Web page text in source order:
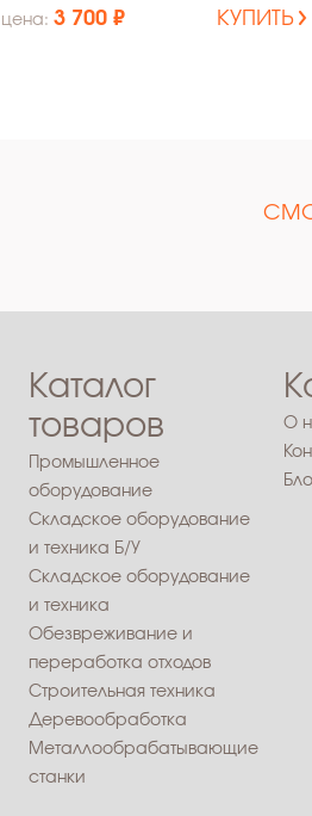
цена: 3 700 ₽ КУПИТЬ
Каталог
товаров
Промышленное
оборудование
Складское оборудование
и техника Б/У
Складское оборудование
и техника
Обезвреживание и
переработка отходов
Строительная техника
Деревообработка
Металлообрабатывающие
станки
О